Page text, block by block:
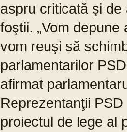
aspru criticată şi
foştii. „Vom
vom reuşi să
parlamentarilor
afirmat
Reprezentanţii
proiectul de lege al